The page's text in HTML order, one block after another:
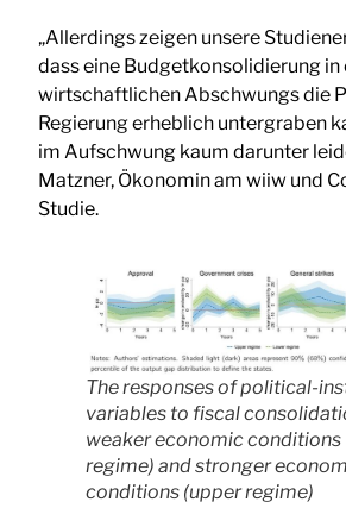
„Allerdings zeigen unsere
dass eine Budgetkonsolidierung in
wirtschaftlichen Abschwungs die
Regierung erheblich untergraben
im Aufschwung kaum darunter
Matzner, Ökonomin am wiiw und
Studie.
The responses of political-
variables to fiscal
weaker economic conditions
regime) and stronger
conditions (upper regime)